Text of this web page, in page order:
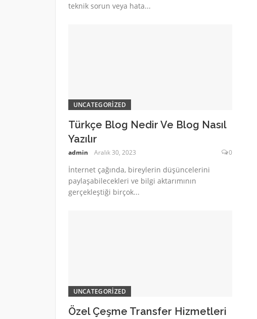
teknik sorun veya hata...
UNCATEGORIZED
Türkçe Blog Nedir Ve Blog Nasıl
Yazılır
admin Aralık 30, 2023 0
İnternet çağında, bireylerin düşüncelerini
paylaşabilecekleri ve bilgi aktarımının
gerçekleştiği birçok...
UNCATEGORIZED
Özel Çeşme Transfer Hizmetleri